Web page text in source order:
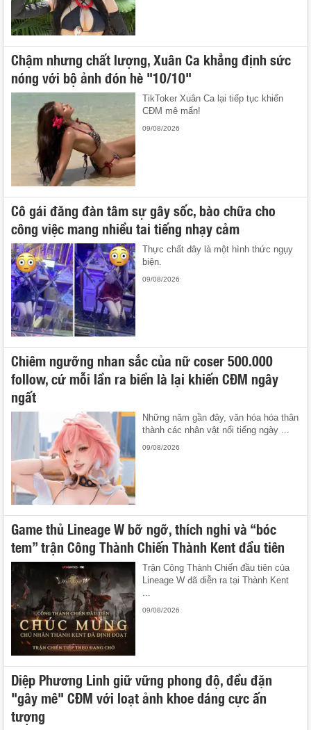
Chậm nhưng chất lượng, Xuân Ca khẳng định sức
nóng với bộ ảnh đón hè "10/10"
TikToker Xuân Ca lại tiếp tục khiến
CĐM mê mẩn!
09/08/2026
Cô gái đăng đàn tâm sự gây sốc, bào chữa cho
công việc mang nhiều tai tiếng nhạy cảm
Thực chất đây là một hình thức ngụy
biện.
09/08/2026
Chiêm ngưỡng nhan sắc của nữ coser 500.000
follow, cứ mỗi lần ra biển là lại khiến CĐM ngây
ngất
Những năm gần đây, văn hóa hóa thân
thành các nhân vật nổi tiếng ngày ...
09/08/2026
Game thủ Lineage W bỡ ngỡ, thích nghi và “bóc
tem” trận Công Thành Chiến Thành Kent đầu tiên
Trận Công Thành Chiến đầu tiên của
Lineage W đã diễn ra tại Thành Kent
...
09/08/2026
Diệp Phương Linh giữ vững phong độ, đều đặn
"gây mê" CĐM với loạt ảnh khoe dáng cực ấn
tượng